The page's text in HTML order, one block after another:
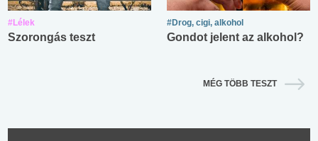
#Lélek
Szorongás teszt
#Drog, cigi, alkohol
Gondot jelent az alkohol?
MÉG TÖBB TESZT